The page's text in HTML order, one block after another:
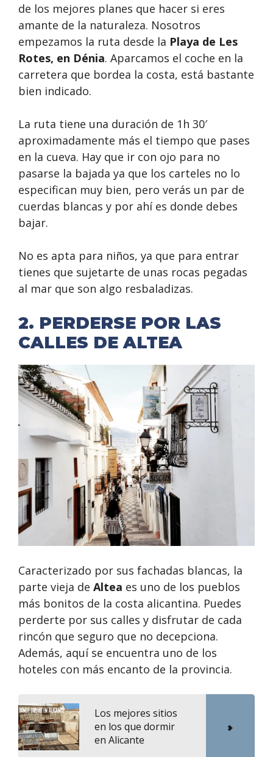
de los mejores planes que hacer si eres
amante de la naturaleza. Nosotros
empezamos la ruta desde la Playa de Les
Rotes, en Dénia. Aparcamos el coche en la
carretera que bordea la costa, está bastante
bien indicado.
La ruta tiene una duración de 1h 30′
aproximadamente más el tiempo que pases
en la cueva. Hay que ir con ojo para no
pasarse la bajada ya que los carteles no lo
especifican muy bien, pero verás un par de
cuerdas blancas y por ahí es donde debes
bajar.
No es apta para niños, ya que para entrar
tienes que sujetarte de unas rocas pegadas
al mar que son algo resbaladizas.
2. PERDERSE POR LAS
CALLES DE ALTEA
Caracterizado por sus fachadas blancas, la
parte vieja de Altea es uno de los pueblos
más bonitos de la costa alicantina. Puedes
perderte por sus calles y disfrutar de cada
rincón que seguro que no decepciona.
Además, aquí se encuentra uno de los
hoteles con más encanto de la provincia.
Los mejores sitios
en los que dormir
en Alicante